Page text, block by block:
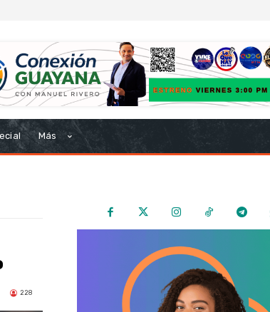
Más
228